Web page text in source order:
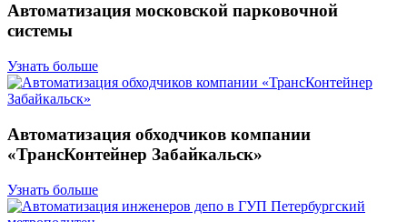
Автоматизация московской парковочной
системы
Узнать больше
Автоматизация обходчиков компании
«ТрансКонтейнер Забайкальск»
Узнать больше